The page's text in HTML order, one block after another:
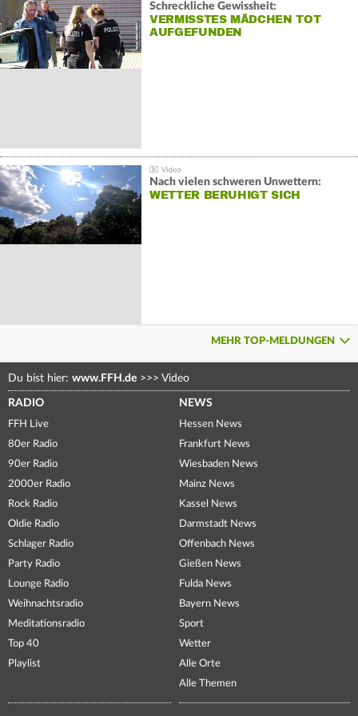
Schreckliche Gewissheit:
VERMISSTES MÄDCHEN TOT
AUFGEFUNDEN
Nach vielen schweren Unwettern:
WETTER BERUHIGT SICH
MEHR TOP-MELDUNGEN
Du bist hier: www.FFH.de >>> Video
RADIO
FFH Live
80er Radio
90er Radio
2000er Radio
Rock Radio
Oldie Radio
Schlager Radio
Party Radio
Lounge Radio
Weihnachtsradio
Meditationsradio
Top 40
Playlist
NEWS
Hessen News
Frankfurt News
Wiesbaden News
Mainz News
Kassel News
Darmstadt News
Offenbach News
Gießen News
Fulda News
Bayern News
Sport
Wetter
Alle Orte
Alle Themen